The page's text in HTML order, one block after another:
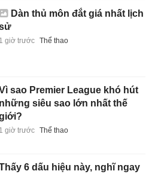
Dàn thủ môn đắt giá nhất lịch
1 giờ trước Thể thao
sao Premier League khó hút
những siêu sao lớn nhất thế
1 giờ trước Thể thao
6 dấu hiệu này, nghĩ ngay